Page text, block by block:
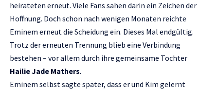
heirateten erneut. Viele Fans sahen darin ein Zeichen der
Hoffnung. Doch schon nach wenigen Monaten reichte
Eminem erneut die Scheidung ein. Dieses Mal endgültig.
Trotz der erneuten Trennung blieb eine Verbindung
bestehen – vor allem durch ihre gemeinsame Tochter
Hailie Jade Mathers.
Eminem selbst sagte später, dass er und Kim gelernt